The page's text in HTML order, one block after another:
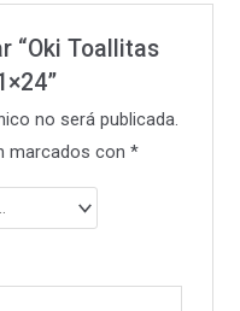
“Oki Toallitas
no será publicada.
marcados con *